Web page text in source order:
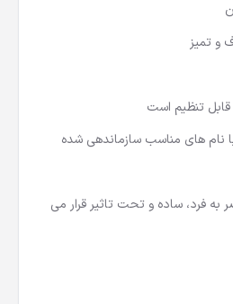
و تمیز
نام های مناسب سازماندهی شده
فرد، ساده و تحت تاثیر قرار می